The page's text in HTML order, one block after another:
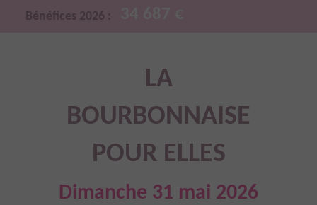
Bénéfices 2026 :
LA
BOURBONNAISE
POUR ELLES
Dimanche 31 mai 2026